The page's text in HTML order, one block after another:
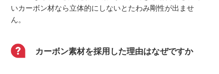
いカーボン材なら立体的にしないとたわみ剛性が出ませ
ん。
カーボン素材を採用した理由はなぜですか